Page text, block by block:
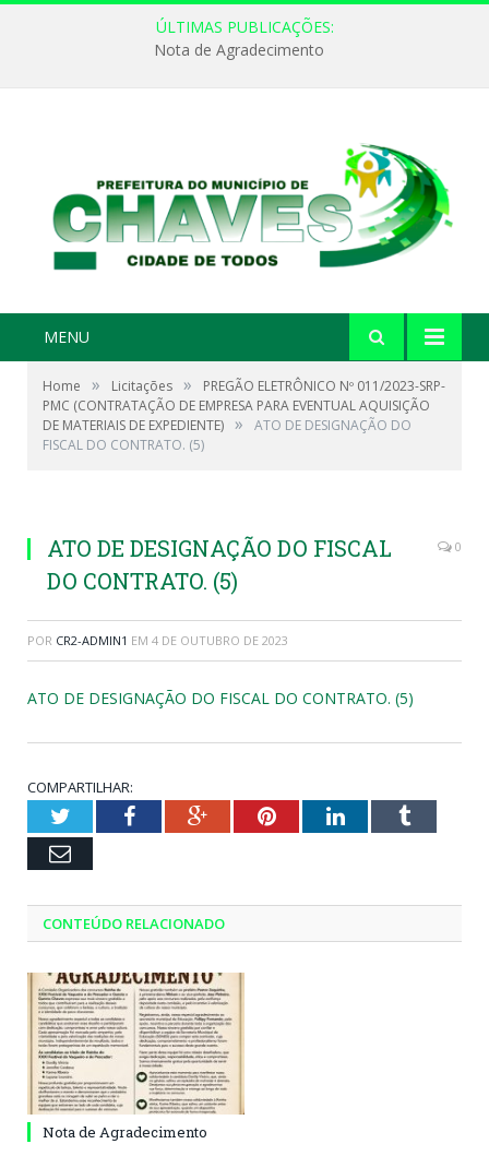
ÚLTIMAS PUBLICAÇÕES:
Nota de Agradecimento
MENU
Home » Licitações »
PREGÃO ELETRÔNICO Nº 011/2023-SRP-
PMC (CONTRATAÇÃO DE EMPRESA PARA EVENTUAL AQUISIÇÃO
DE MATERIAIS DE EXPEDIENTE) »
ATO DE DESIGNAÇÃO DO
FISCAL DO CONTRATO. (5)
ATO DE DESIGNAÇÃO DO FISCAL
DO CONTRATO. (5)
0
POR CR2-ADMIN1 EM 4 DE OUTUBRO DE 2023
ATO DE DESIGNAÇÃO DO FISCAL DO CONTRATO. (5)
COMPARTILHAR:
TwitterFacebookGoogle+PinterestLinkedInTumblr
Email
CONTEÚDO RELACIONADO
Nota de Agradecimento